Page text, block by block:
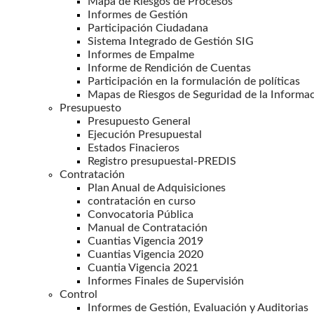
Informes de Gestión
Participación Ciudadana
Sistema Integrado de Gestión SIG
Informes de Empalme
Informe de Rendición de Cuentas
Participación en la formulación de políticas
Mapas de Riesgos de Seguridad de la
Presupuesto
Presupuesto General
Ejecución Presupuestal
Estados Finacieros
Registro presupuestal-PREDIS
Contratación
Plan Anual de Adquisiciones
contratación en curso
Convocatoria Pública
Manual de Contratación
Cuantias Vigencia 2019
Cuantias Vigencia 2020
Cuantia Vigencia 2021
Informes Finales de Supervisión
Control
Informes de Gestión, Evaluación y Auditorias